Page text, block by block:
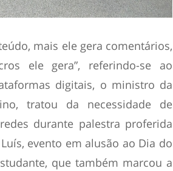
mais ele gera comentários,
ele gera”, referindo-se ao
digitais, o ministro da
tratou da necessidade de
durante palestra proferida
evento em alusão ao Dia do
que também marcou a